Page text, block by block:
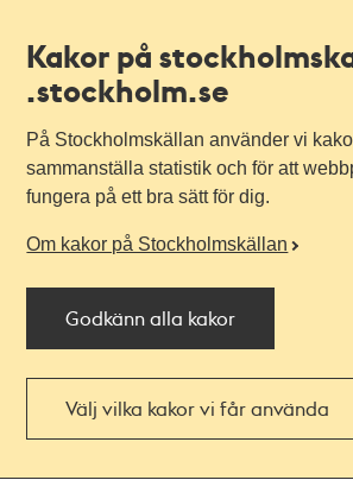
Kakor på
.stockholm.se
På Stockholmskällan använder vi
sammanställa statistik och för att
fungera på ett bra sätt för dig.
Om kakor på Stockholmskällan
Godkänn alla kakor
Välj vilka kakor vi får använda